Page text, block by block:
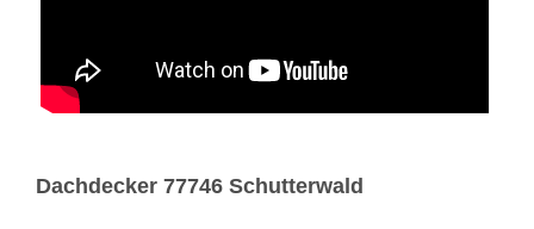
Dachdecker 77746 Schutterwald